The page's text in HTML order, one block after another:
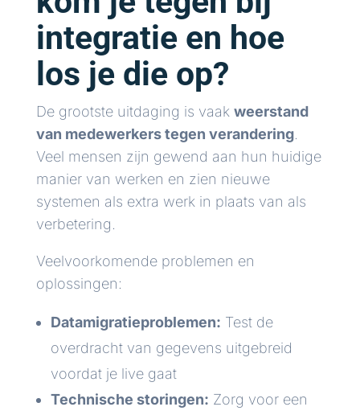
integratie en hoe
los je die op?
De grootste uitdaging is vaak weerstand
van medewerkers tegen verandering.
Veel mensen zijn gewend aan hun huidige
manier van werken en zien nieuwe
systemen als extra werk in plaats van als
verbetering.
Veelvoorkomende problemen en
oplossingen:
Datamigratieproblemen: Test de
overdracht van gegevens uitgebreid
voordat je live gaat
Technische storingen: Zorg voor een